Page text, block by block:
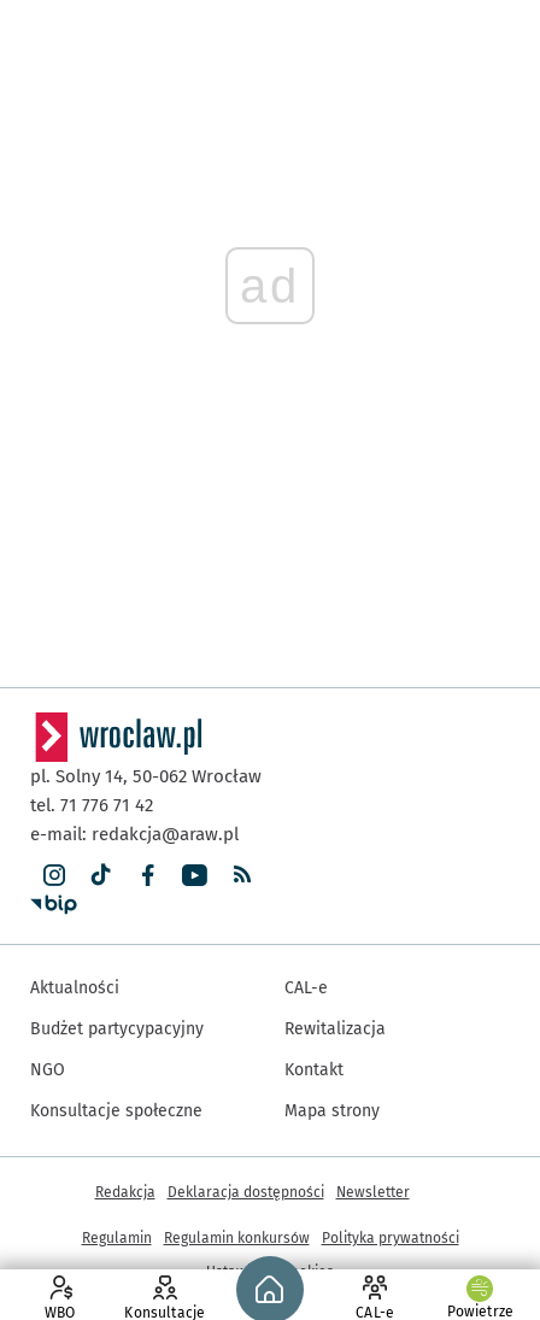
ad
WBO Konsultacje
Strona główna - wroclaw.pl
CAL-e Powietrze
pl. Solny 14, 50-062 Wrocław
tel. 71 776 71 42
e-mail: redakcja@araw.pl
Aktualności
Budżet partycypacyjny
NGO
Konsultacje społeczne
CAL-e
Rewitalizacja
Kontakt
Mapa strony
Inne informacje
Redakcja Deklaracja dostępności Newsletter
Regulamin Regulamin konkursów
Polityka prywatności
Ustawienia cookies